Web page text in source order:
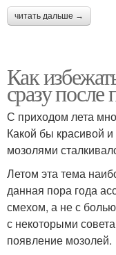
читать дальше →
Как
сразу
С приходом лета
Какой бы красивой
мозолями
Летом эта тема
данная пора года
смехом, а не с
с некоторыми
появление мозолей.